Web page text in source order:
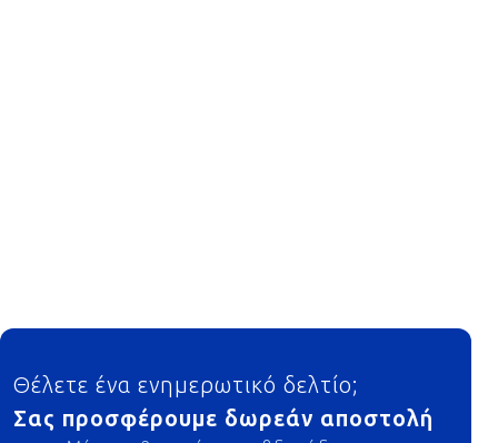
Footer
Θέλετε ένα ενημερωτικό δελτίο;
Σας προσφέρουμε δωρεάν αποστολή